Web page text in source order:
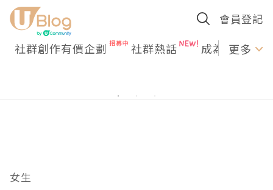
會員登記
社群創作有價企劃 社群熱話 成為U更多
女生